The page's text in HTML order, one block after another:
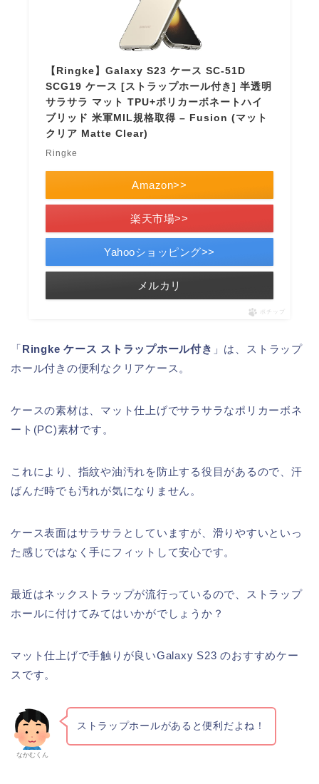
【Ringke】Galaxy S23 ケース SC-51D
SCG19 ケース [ストラップホール付き] 半透明
サラサラ マット TPU+ポリカーボネートハイ
ブリッド 米軍MIL規格取得 – Fusion (マット
クリア Matte Clear)
Ringke
Amazon>>
楽天市場>>
Yahooショッピング>>
メルカリ
ポチップ
「Ringke ケース ストラップホール付き 」は、ストラップ
ホール付きの便利なクリアケース。
ケースの素材は、マット仕上げでサラサラなポリカーボネ
ート(PC)素材です。
これにより、指紋や油汚れを防止する役目があるので、汗
ばんだ時でも汚れが気になりません。
ケース表面はサラサラとしていますが、滑りやすいといっ
た感じではなく手にフィットして安心です。
最近はネックストラップが流行っているので、ストラップ
ホールに付けてみてはいかがでしょうか？
マット仕上げで手触りが良いGalaxy S23 のおすすめケー
スです。
なかむくん
ストラップホールがあると便利だよね！